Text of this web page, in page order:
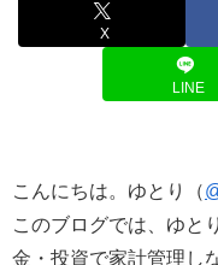
X
LINE
こんにちは。ゆとり（
このブログでは、ゆと
金・投資で家計管理し